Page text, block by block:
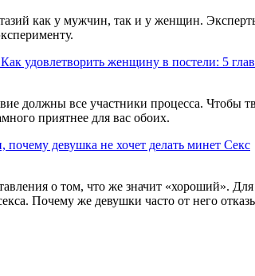
как у мужчин, так и у женщин.
Как удовлетворить женщину в постели: 5
должны все участники процесса.
приятнее для вас обоих.
почему девушка не хочет делать минет Секс
о том, что же значит «хороший».
Почему же девушки часто от него